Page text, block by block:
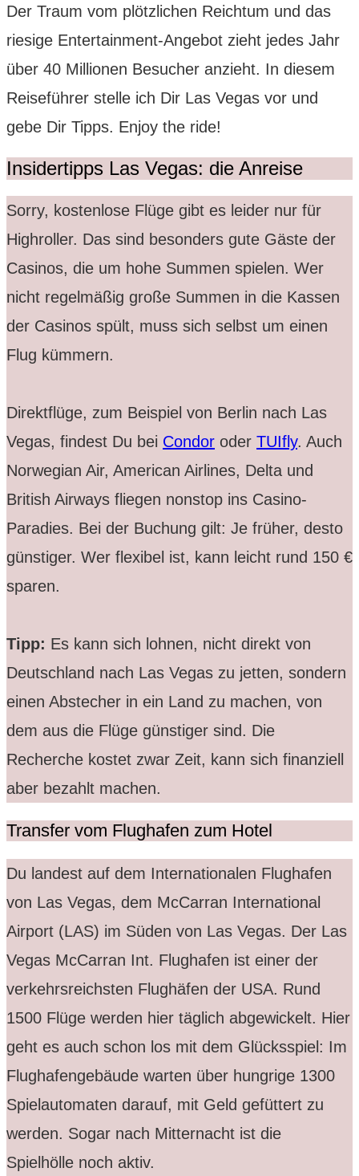
Der Traum vom plötzlichen Reichtum und das
riesige Entertainment-Angebot zieht jedes Jahr
über 40 Millionen Besucher anzieht. In diesem
Reiseführer stelle ich Dir Las Vegas vor und
gebe Dir Tipps. Enjoy the ride!
Insidertipps Las Vegas: die Anreise
Sorry, kostenlose Flüge gibt es leider nur für
Highroller. Das sind besonders gute Gäste der
Casinos, die um hohe Summen spielen. Wer
nicht regelmäßig große Summen in die Kassen
der Casinos spült, muss sich selbst um einen
Flug kümmern.
Direktflüge, zum Beispiel von Berlin nach Las
Vegas, findest Du bei Condor oder TUIfly. Auch
Norwegian Air, American Airlines, Delta und
British Airways fliegen nonstop ins Casino-
Paradies. Bei der Buchung gilt: Je früher, desto
günstiger. Wer flexibel ist, kann leicht rund 150 €
sparen.
Tipp: Es kann sich lohnen, nicht direkt von
Deutschland nach Las Vegas zu jetten, sondern
einen Abstecher in ein Land zu machen, von
dem aus die Flüge günstiger sind. Die
Recherche kostet zwar Zeit, kann sich finanziell
aber bezahlt machen.
Transfer vom Flughafen zum Hotel
Du landest auf dem Internationalen Flughafen
von Las Vegas, dem McCarran International
Airport (LAS) im Süden von Las Vegas. Der Las
Vegas McCarran Int. Flughafen ist einer der
verkehrsreichsten Flughäfen der USA. Rund
1500 Flüge werden hier täglich abgewickelt. Hier
geht es auch schon los mit dem Glücksspiel: Im
Flughafengebäude warten über hungrige 1300
Spielautomaten darauf, mit Geld gefüttert zu
werden. Sogar nach Mitternacht ist die
Spielhölle noch aktiv.